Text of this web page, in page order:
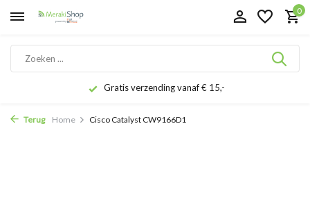
0
Gratis verzending vanaf € 15,-
Terug Home Cisco Catalyst CW9166D1